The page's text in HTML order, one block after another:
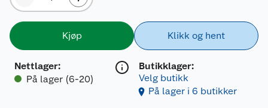
Kjøp
Nettlager:
På lager (6-20)
Klikk og hent
Butikklager:
Velg butikk
På lager i 6 butikker